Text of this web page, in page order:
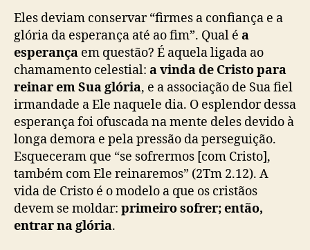
Eles deviam conservar “firmes a confiança e a
glória da esperança até ao fim”. Qual é a
esperança em questão? É aquela ligada ao
chamamento celestial: a vinda de Cristo para
reinar em Sua glória, e a associação de Sua fiel
irmandade a Ele naquele dia. O esplendor dessa
esperança foi ofuscada na mente deles devido à
longa demora e pela pressão da perseguição.
Esqueceram que “se sofrermos [com Cristo],
também com Ele reinaremos” (2Tm 2.12). A
vida de Cristo é o modelo a que os cristãos
devem se moldar: primeiro sofrer; então,
entrar na glória.